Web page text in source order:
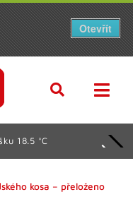
18.5 °C
kosa – přeloženo
Otevřít